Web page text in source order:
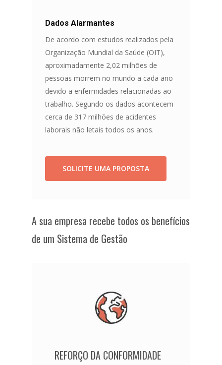
Dados Alarmantes
De acordo com estudos realizados pela
Organização Mundial da Saúde (OIT),
aproximadamente 2,02 milhões de
pessoas morrem no mundo a cada ano
devido a enfermidades relacionadas ao
trabalho. Segundo os dados acontecem
cerca de 317 milhões de acidentes
laborais não letais todos os anos.
SOLICITE UMA PROPOSTA
A sua empresa recebe todos os benefícios
de um Sistema de Gestão
REFORÇO DA CONFORMIDADE